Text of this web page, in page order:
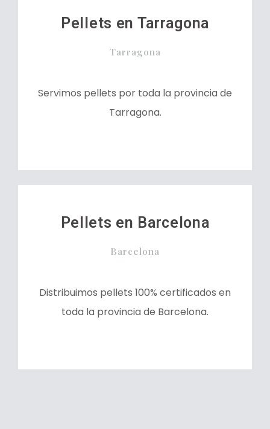
Pellets en Tarragona
Tarragona
Servimos pellets por toda la provincia de
Tarragona.
Pellets en Barcelona
Barcelona
Distribuimos pellets 100% certificados en
toda la provincia de Barcelona.